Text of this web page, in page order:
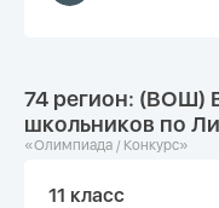
74 регион: (ВОШ)
школьников по
«Олимпиада / Конкурс»
11 класс